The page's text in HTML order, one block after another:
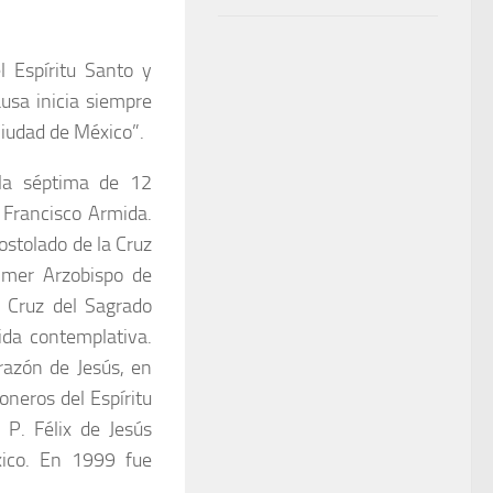
Espíritu Santo y
inicia siempre
de México”.
séptima de 12
Armida.
de la Cruz
Arzobispo de
del Sagrado
contemplativa.
de Jesús, en
del Espíritu
Félix de Jesús
En 1999 fue